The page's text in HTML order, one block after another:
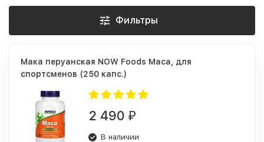
Фильтры
Мака перуанская NOW Foods Maca, для
спортсменов (250 капс.)
2 490 ₽
В наличии